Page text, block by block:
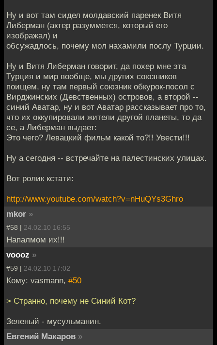
Ну и вот там сидел молдавский паренек Витя
Либерман (актер разуммется, который его
изображал) и
обсужадлось, почему мол нахамили послу Турции.
Ну и Витя Либерман говорит, да похер мне эта
Турция и мир вообще, мы других союзников
поищем, ну там первый союзник обкурок-посол с
Вирджинских (Девственных) островов, а второй --
синий Аватар, ну и вот Аватар рассказывает про то,
что их оккупировали жители другой планеты, то да
се, а Либерман выдает:
Это чего? Левацкий фильм какой то?!! Увести!!!
Ну а сегодня -- встречайте на палестинских улицах.
Вот ролик кстати:
http://www.youtube.com/watch?v=nHuQYs3Ghro
mkor »
#58 | 24.02.10 16:55
Напалмом их!!!
voooz »
#59 | 24.02.10 17:02
Кому: vasmann, #50
> Странно, почему не Синий Кот?
Зеленый - мусульманин.
Евгений Макаров »